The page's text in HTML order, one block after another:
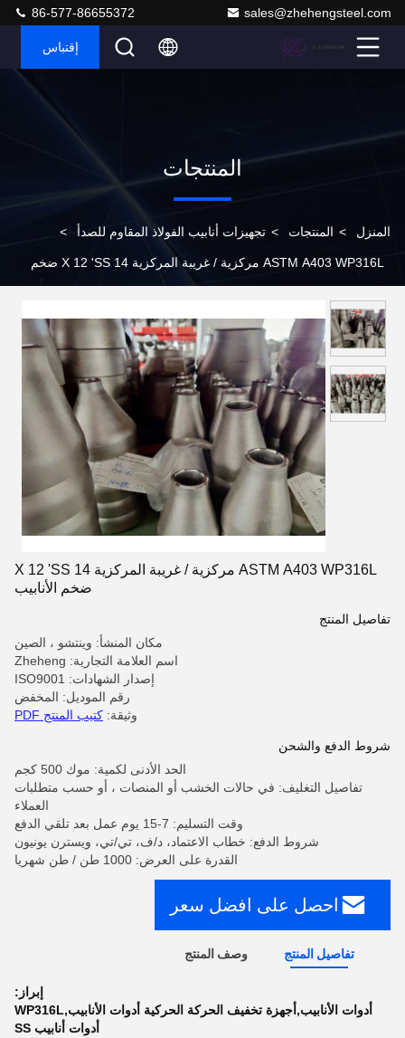
sales@zhehengsteel.com
86-577-86655372
إقتباس
المنتجات
المنزل > المنتجات > تجهيزات أنابيب الفولاذ المقاوم للصدأ >
ASTM A403 WP316L مركزية / غريبة المركزية 14 X 12 'SS ضخم
ASTM A403 WP316L مركزية / غريبة المركزية 14 X 12 'SS
ضخم الأنابيب
تفاصيل المنتج
مكان المنشأ: وينتشو ، الصين
اسم العلامة التجارية: Zheheng
إصدار الشهادات: ISO9001
رقم الموديل: المخفض
وثيقة: كتيب المنتج PDF
شروط الدفع والشحن
الحد الأدنى لكمية: موك 500 كجم
تفاصيل التغليف: في حالات الخشب أو المنصات ، أو حسب متطلبات
العملاء
وقت التسليم: 7-15 يوم عمل بعد تلقي الدفع
شروط الدفع: خطاب الاعتماد، د/ف، تي/تي، ويسترن يونيون
القدرة على العرض: 1000 طن / طن شهريا
احصل على افضل سعر
تفاصيل المنتج وصف المنتج
إبراز:
أدوات الأنابيب,أجهزة تخفيف الحركة الحركية أدوات الأنابيب,WP316L
أدوات أنابيب SS